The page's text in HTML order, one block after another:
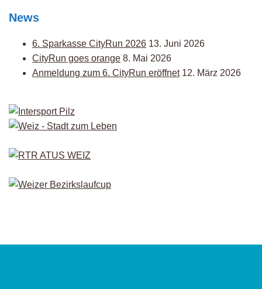
News
6. Sparkasse CityRun 2026 13. Juni 2026
CityRun goes orange 8. Mai 2026
Anmeldung zum 6. CityRun eröffnet 12. März 2026